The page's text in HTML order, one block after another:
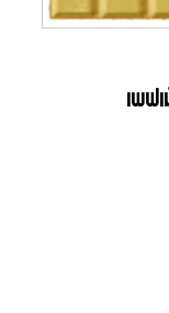
เพฟ